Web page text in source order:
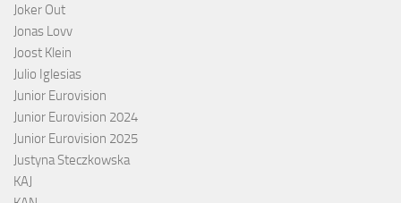
Joker Out
Jonas Lovv
Joost Klein
Julio Iglesias
Junior Eurovision
Junior Eurovision 2024
Junior Eurovision 2025
Justyna Steczkowska
KAJ